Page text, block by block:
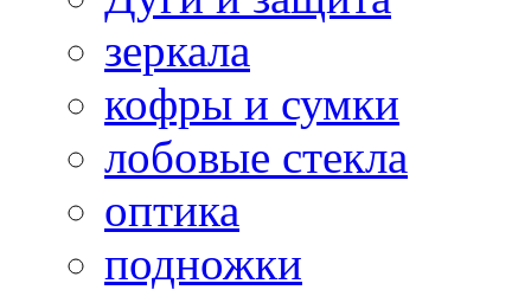
зеркала
кофры и сумки
лобовые стекла
оптика
подножки